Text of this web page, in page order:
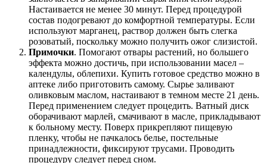
Настаивается не менее 30 минут. Перед процедурой
состав подогревают до комфортной температуры. Если
используют марганец, раствор должен быть слегка
розоватый, поскольку можно получить ожог слизистой.
Примочки. Помогают отвары растений, но большего
эффекта можно достичь, при использовании масел –
календулы, облепихи. Купить готовое средство можно в
аптеке либо приготовить самому. Сырье заливают
оливковым маслом, настаивают в темном месте 21 день.
Перед применением следует процедить. Ватный диск
оборачивают марлей, смачивают в масле, прикладывают
к больному месту. Поверх прикрепляют пищевую
пленку, чтобы не пачкалось белье, постельные
принадлежности, фиксируют трусами. Проводить
процедуру следует перед сном.